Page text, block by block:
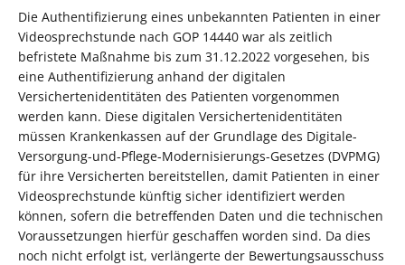
Die Authentifizierung eines unbekannten Patienten in einer
Videosprechstunde nach GOP 14440 war als zeitlich
befristete Maßnahme bis zum 31.12.2022 vorgesehen, bis
eine Authentifizierung anhand der digitalen
Versichertenidentitäten des Patienten vorgenommen
werden kann. Diese digitalen Versichertenidentitäten
müssen Krankenkassen auf der Grundlage des Digitale-
Versorgung-und-Pflege-Modernisierungs-Gesetzes (DVPMG)
für ihre Versicherten bereitstellen, damit Patienten in einer
Videosprechstunde künftig sicher identifiziert werden
können, sofern die betreffenden Daten und die technischen
Voraussetzungen hierfür geschaffen worden sind. Da dies
noch nicht erfolgt ist, verlängerte der Bewertungsausschuss